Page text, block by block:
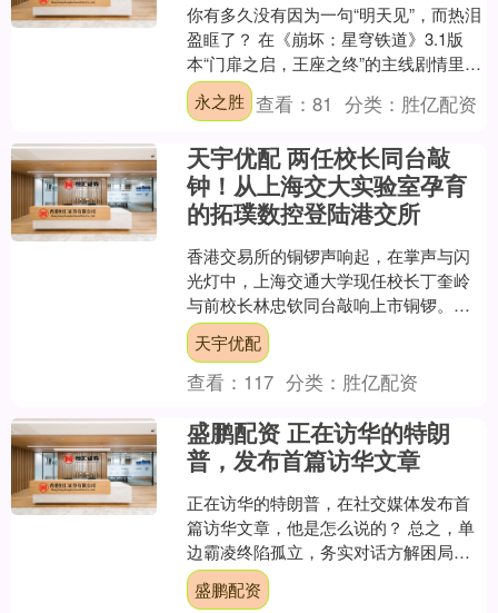
你有多久没有因为一句“明天见”，而热泪
盈眶了？ 在《崩坏：星穹铁道》3.1版
本“门扉之启，王座之终”的主线剧情里，
这句最简单、最日常的告别语，被赋予
了近乎神性的....
永之胜 查看：81 分类： 胜亿配资
天宇优配 两任校长同台敲
钟！从上海交大实验室孕育
的拓璞数控登陆港交所
香港交易所的铜锣声响起，在掌声与闪
光灯中，上海交通大学现任校长丁奎岭
与前校长林忠钦同台敲响上市铜锣。站
在他们身旁的，是从交大实验室走出的
企业——上海拓璞数控科技....
天宇优配
查看： 117 分类： 胜亿配资
盛鹏配资 正在访华的特朗
普，发布首篇访华文章
正在访华的特朗普，在社交媒体发布首
篇访华文章，他是怎么说的？ 总之，单
边霸凌终陷孤立，务实对话方解困局，
中美相向而行才是正道。 据央视新闻、
新华社等媒体报道，正....
盛鹏配资